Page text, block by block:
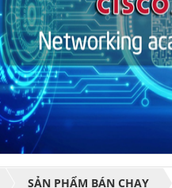
SẢN PHẨM BÁN CHẠY